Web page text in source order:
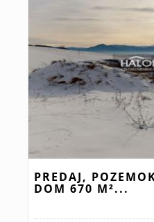
PREDAJ,
DOM 670 M²...